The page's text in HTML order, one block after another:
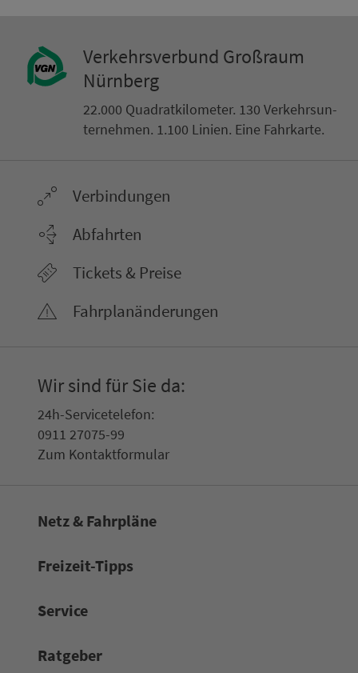
Ver­kehrs­ver­bund Groß­raum
Nürn­berg
22.000 Qua­drat­ki­lo­me­ter. 130 Ver­kehrs­un­
ter­neh­men. 1.100 Linien. Eine Fahr­kar­te.
Ver­bin­dungen
Abfahrten
Tickets & Preise
Fahr­plan­ände­rungen
Wir sind für Sie da:
24h-Ser­vice­te­le­fon:
0911 27075-99
Zum Kon­taktformular
Netz & Fahrpläne
Frei­zeit-Tipps
Service
Rat­ge­ber